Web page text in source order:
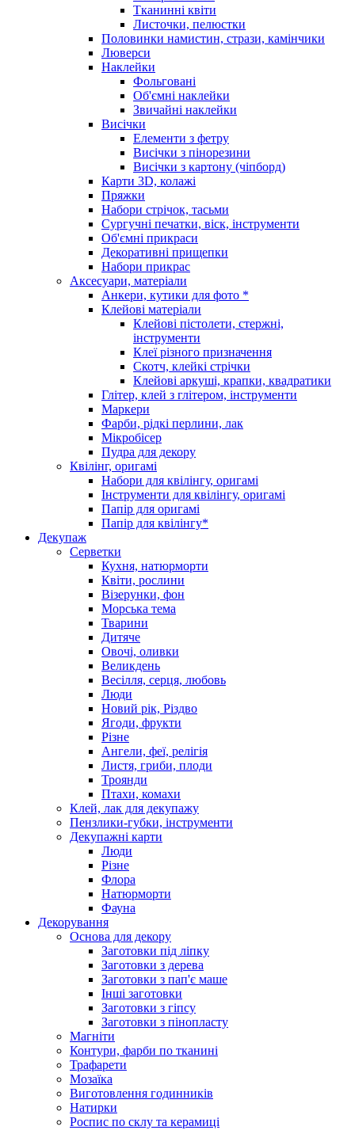
Тканинні квіти
Листочки, пелюстки
Половинки намистин, стрази, камінчики
Люверси
Наклейки
Фольговані
Об'ємні наклейки
Звичайні наклейки
Висічки
Елементи з фетру
Висічки з пінорезини
Висічки з картону (чіпборд)
Карти 3D, колажі
Пряжки
Набори стрічок, тасьми
Сургучні печатки, віск, інструменти
Об'ємні прикраси
Декоративні прищепки
Набори прикрас
Аксесуари, матеріали
Анкери, кутики для фото *
Клейові матеріали
Клейові пістолети, стержні,
інструменти
Клеї різного призначення
Скотч, клейкі стрічки
Клейові аркуші, крапки, квадратики
Глітер, клей з глітером, інструменти
Маркери
Фарби, рідкі перлини, лак
Мікробісер
Пудра для декору
Квілінг, оригамі
Набори для квілінгу, оригамі
Інструменти для квілінгу, оригамі
Папір для оригамі
Папір для квілінгу*
Декупаж
Серветки
Кухня, натюрморти
Квіти, рослини
Візерунки, фон
Морська тема
Тварини
Дитяче
Овочі, оливки
Великдень
Весілля, серця, любовь
Люди
Новий рік, Різдво
Ягоди, фрукти
Різне
Ангели, феї, релігія
Листя, гриби, плоди
Троянди
Птахи, комахи
Клей, лак для декупажу
Пензлики-губки, інструменти
Декупажні карти
Люди
Різне
Флора
Натюрморти
Фауна
Декорування
Основа для декору
Заготовки під ліпку
Заготовки з дерева
Заготовки з пап'є маше
Інші заготовки
Заготовки з гіпсу
Заготовки з пінопласту
Магніти
Контури, фарби по тканині
Трафарети
Мозаїка
Виготовлення годинників
Натирки
Роспис по склу та керамиці